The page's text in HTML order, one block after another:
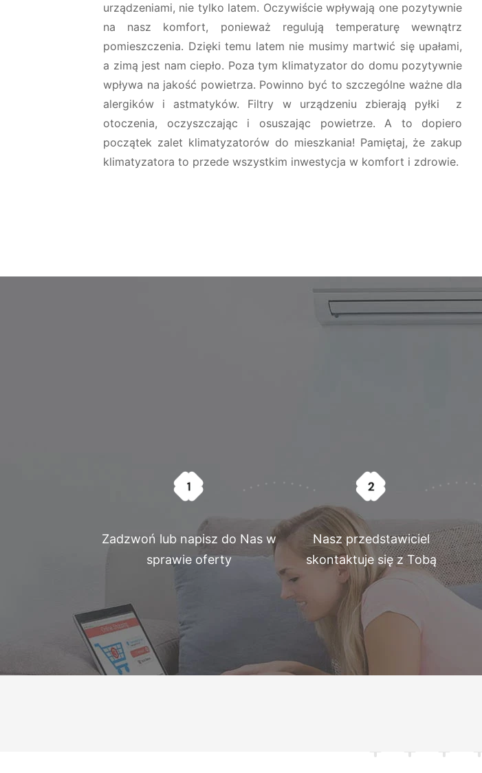
urządzeniami, nie tylko latem. Oczywiście wpływają one pozytywnie
na nasz komfort, ponieważ regulują temperaturę wewnątrz
pomieszczenia. Dzięki temu latem nie musimy martwić się upałami,
a zimą jest nam ciepło. Poza tym klimatyzator do domu pozytywnie
wpływa na jakość powietrza. Powinno być to szczególne ważne dla
alergików i astmatyków. Filtry w urządzeniu zbierają pyłki z
otoczenia, oczyszczając i osuszając powietrze. A to dopiero
początek zalet klimatyzatorów do mieszkania! Pamiętaj, że zakup
klimatyzatora to przede wszystkim inwestycja w komfort i zdrowie.
Zadzwoń lub napisz do Nas w
sprawie oferty
Nasz przedstawiciel
skontaktuje się z Tobą